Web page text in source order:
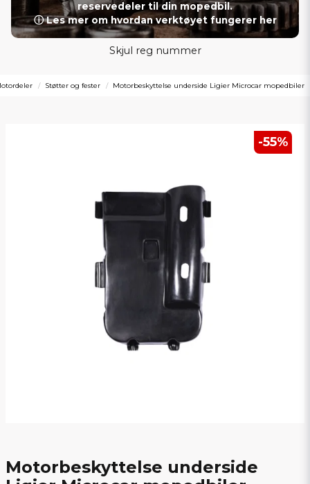
reservedeler til din mopedbil.
ⓘ Les mer om hvordan verktøyet fungerer her
Skjul reg nummer
Støtter og fester Motorbeskyttelse underside Ligier Microcar mopedbiler
-55%
Motorbeskyttelse underside